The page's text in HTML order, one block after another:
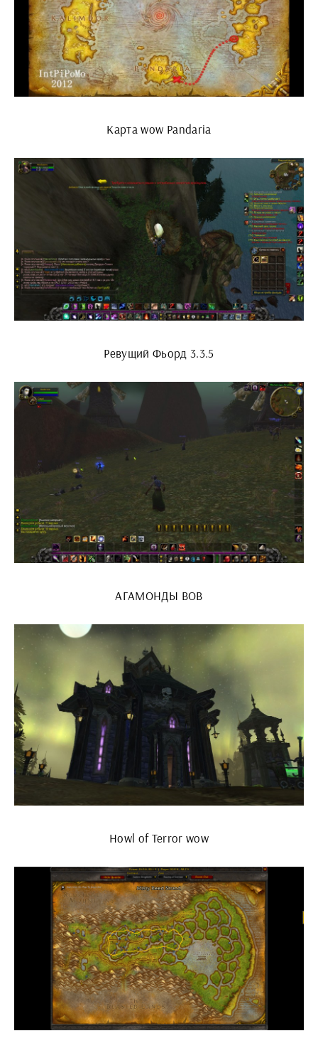
Карта wow Pandaria
Ревущий Фьорд 3.3.5
АГАМОНДЫ ВОВ
Howl of Terror wow